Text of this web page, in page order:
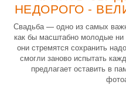
НЕДОРОГО -
Свадьба — одно из самых
как бы масштабно молодые ни
они стремятся сохранить
смогли заново испытать
предлагает оставить в